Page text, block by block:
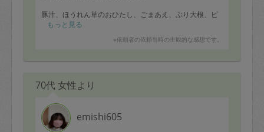
豚汁、ほうれん草のおひたし、ごまあえ、ぶり大根、ピ
ーマン肉詰め、豚バラの茄子巻き、グラタン、キャベツ
の場で食べられてしまいました。笑 栄養たっぷりの優
もっと見る
※依頼者の依頼当時の主観的な感想です。
70代 女性より
emishi605